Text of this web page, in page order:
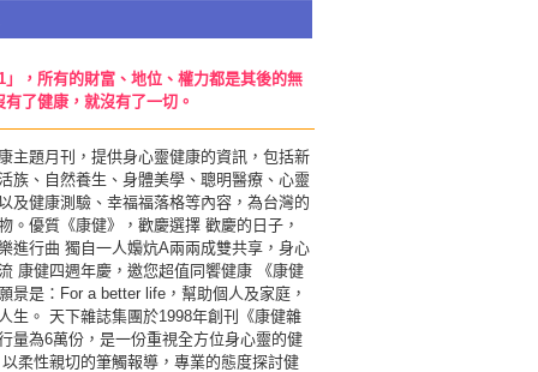
」，所有的財富、地位、權力都是其後的無
了健康，就沒有了一切。
主題月刊，提供身心靈健康的資訊，包括新
族、自然養生、身體美學、聰明醫療、心靈
及健康測驗、幸福福落格等內容，為台灣的
。優質《康健》，歡慶選擇 歡慶的日子，
進行曲 獨自一人嬝炕A兩兩成雙共享，身心
康健四週年慶，邀您超值同饗健康 《康健
景是：For a better life，幫助個人及家庭，
生。 天下雜誌集團於1998年創刊《康健雜
量為6萬份，是一份重視全方位身心靈的健
柔性親切的筆觸報導，專業的態度探討健